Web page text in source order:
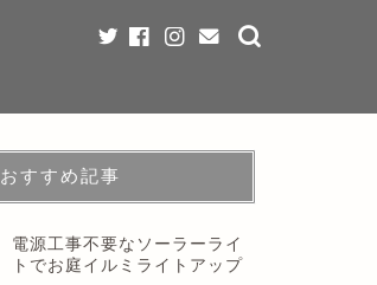
おすすめ記事
電源工事不要なソーラーライ
トでお庭イルミライトアップ